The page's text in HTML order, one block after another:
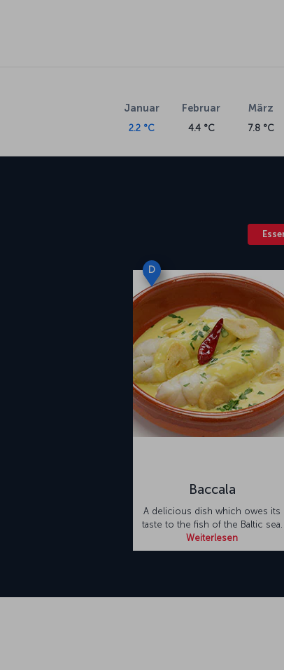
Januar
2.2 °C
Februar
4.4 °C
März
7.8 °C
D
Baccala
A delicious dish which owes its
taste to the fish of the Baltic sea.
Weiterlesen